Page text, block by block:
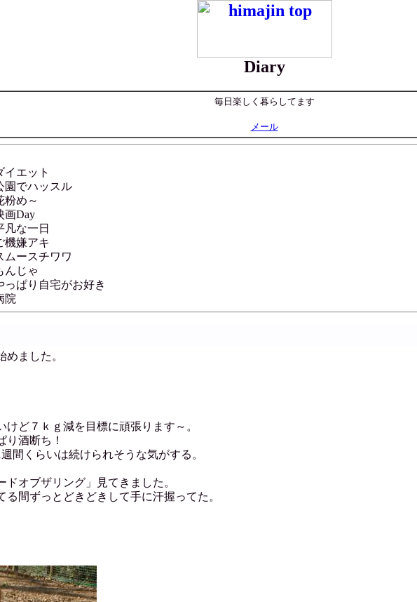
Diary
毎日楽しく暮らしてます
メール
イエット
園でハッスル
粉め～
画Day
な一日
機嫌アキ
ムースチワワ
んじゃ
っぱり自宅がお好き
院
ました。
ど７ｋｇ減を目標に頑張ります～。
り酒断ち！
間くらいは続けられそうな気がする。
ドオブザリング」見てきました。
間ずっとどきどきして手に汗握ってた。